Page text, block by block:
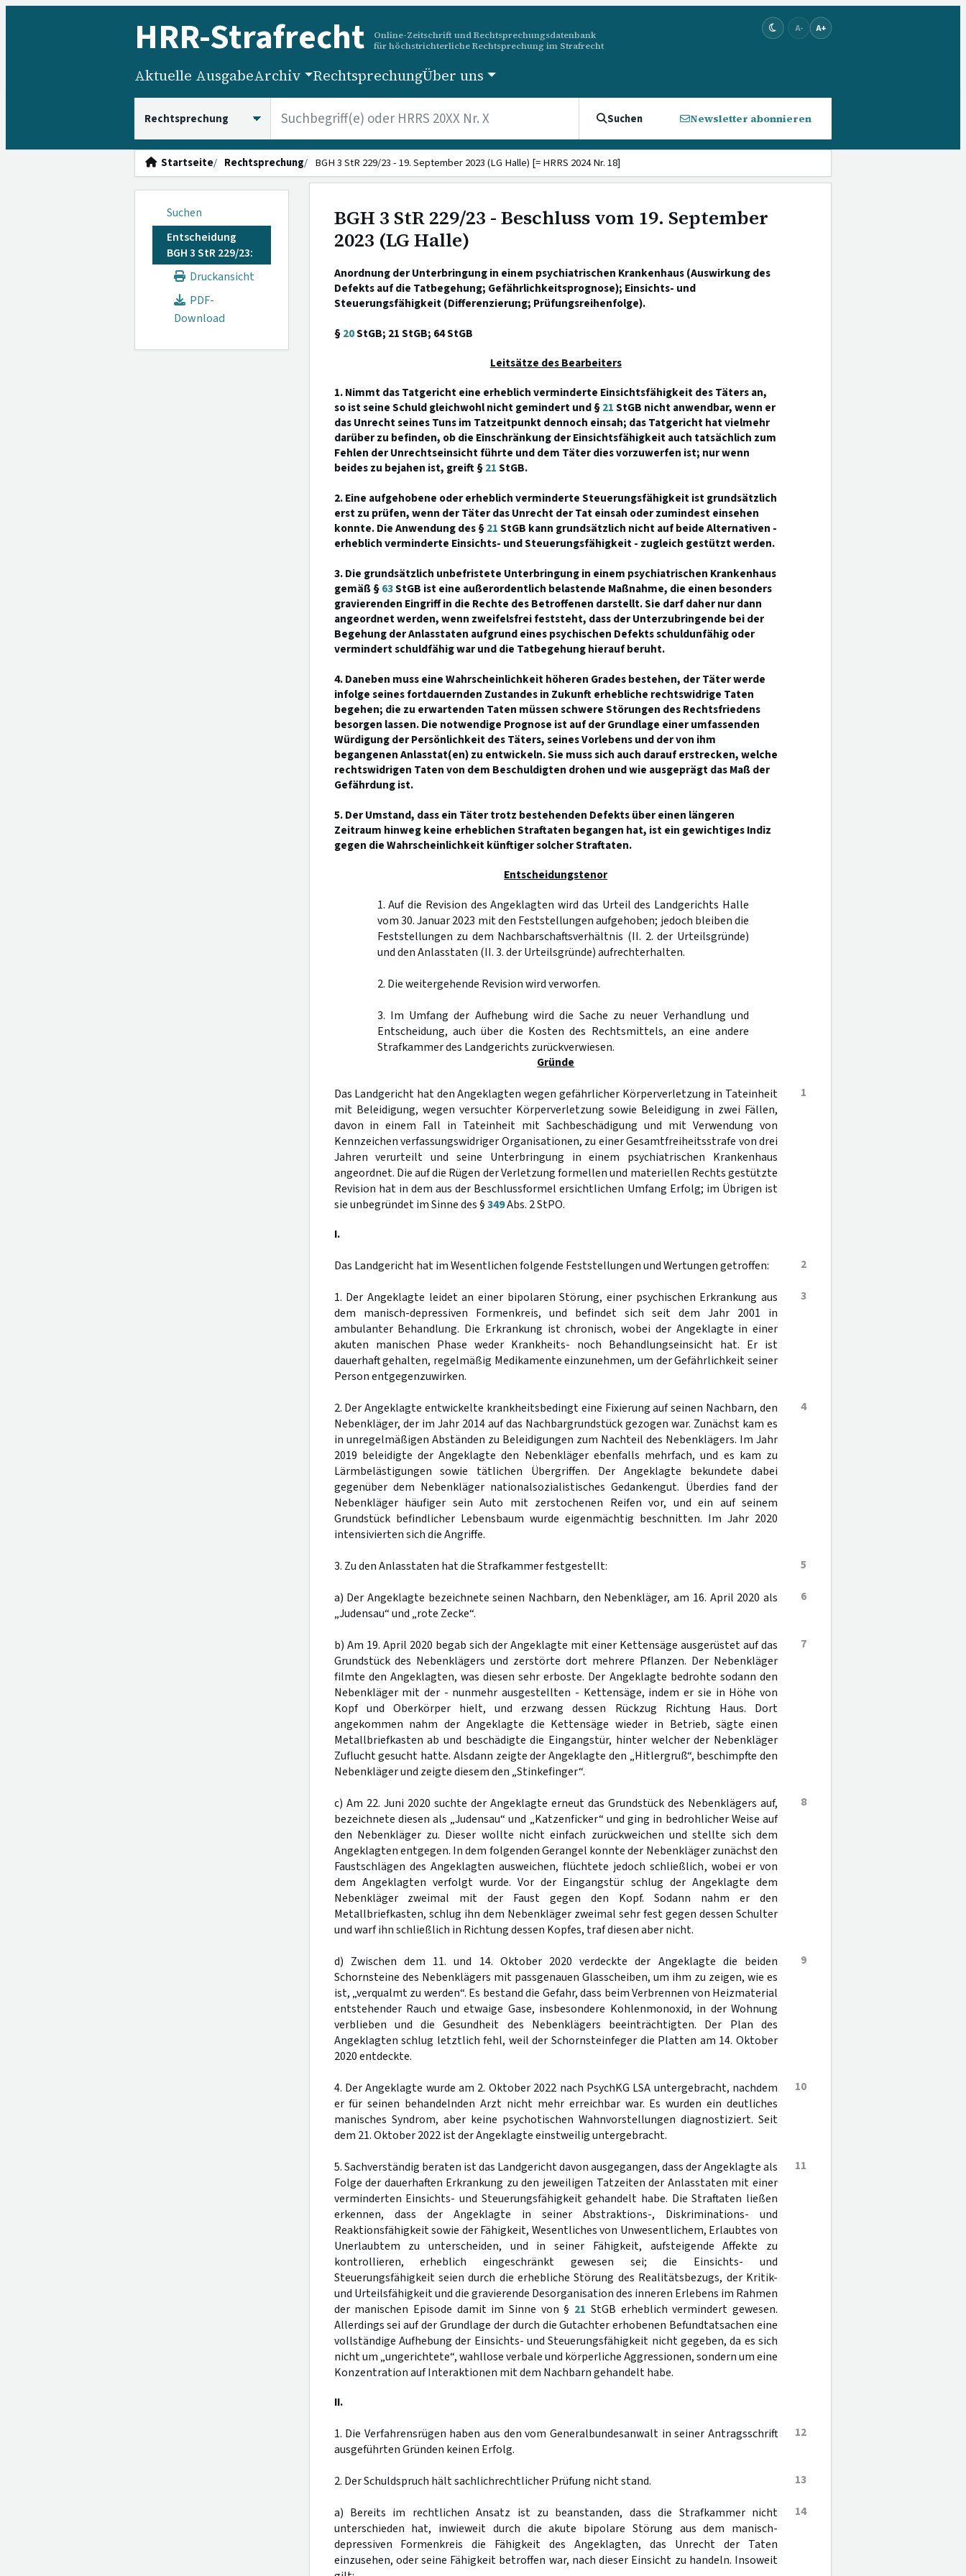
HRR-Strafrecht
Online-Zeitschrift und Rechtsprechungsdatenbank
für höchstrichterliche Rechtsprechung im Strafrecht
A- A+
Aktuelle AusgabeArchiv RechtsprechungÜber uns
Suchen Newsletter abonnieren
Startseite Rechtsprechung BGH 3 StR 229/23 - 19. September 2023 (LG Halle) [= HRRS 2024 Nr. 18]
Suchen
Entscheidung
BGH 3 StR 229/23:
Druckansicht
PDF-
Download
BGH 3 StR 229/23 - Beschluss vom 19. September
2023 (LG Halle)
Anordnung der Unterbringung in einem psychiatrischen Krankenhaus (Auswirkung des
Defekts auf die Tatbegehung; Gefährlichkeitsprognose); Einsichts- und
Steuerungsfähigkeit (Differenzierung; Prüfungsreihenfolge).
§20StGB; 21 StGB; 64 StGB
Leitsätze des Bearbeiters
1. Nimmt das Tatgericht eine erheblich verminderte Einsichtsfähigkeit des Täters an,
so ist seine Schuld gleichwohl nicht gemindert und §21StGB nicht anwendbar, wenn er
das Unrecht seines Tuns im Tatzeitpunkt dennoch einsah; das Tatgericht hat vielmehr
darüber zu befinden, ob die Einschränkung der Einsichtsfähigkeit auch tatsächlich zum
Fehlen der Unrechtseinsicht führte und dem Täter dies vorzuwerfen ist; nur wenn
beides zu bejahen ist, greift §21StGB.
2. Eine aufgehobene oder erheblich verminderte Steuerungsfähigkeit ist grundsätzlich
erst zu prüfen, wenn der Täter das Unrecht der Tat einsah oder zumindest einsehen
konnte. Die Anwendung des §21StGB kann grundsätzlich nicht auf beide Alternativen -
erheblich verminderte Einsichts- und Steuerungsfähigkeit - zugleich gestützt werden.
3. Die grundsätzlich unbefristete Unterbringung in einem psychiatrischen Krankenhaus
gemäß §63StGB ist eine außerordentlich belastende Maßnahme, die einen besonders
gravierenden Eingriff in die Rechte des Betroffenen darstellt. Sie darf daher nur dann
angeordnet werden, wenn zweifelsfrei feststeht, dass der Unterzubringende bei der
Begehung der Anlasstaten aufgrund eines psychischen Defekts schuldunfähig oder
vermindert schuldfähig war und die Tatbegehung hierauf beruht.
4. Daneben muss eine Wahrscheinlichkeit höheren Grades bestehen, der Täter werde
infolge seines fortdauernden Zustandes in Zukunft erhebliche rechtswidrige Taten
begehen; die zu erwartenden Taten müssen schwere Störungen des Rechtsfriedens
besorgen lassen. Die notwendige Prognose ist auf der Grundlage einer umfassenden
Würdigung der Persönlichkeit des Täters, seines Vorlebens und der von ihm
begangenen Anlasstat(en) zu entwickeln. Sie muss sich auch darauf erstrecken, welche
rechtswidrigen Taten von dem Beschuldigten drohen und wie ausgeprägt das Maß der
Gefährdung ist.
5. Der Umstand, dass ein Täter trotz bestehenden Defekts über einen längeren
Zeitraum hinweg keine erheblichen Straftaten begangen hat, ist ein gewichtiges Indiz
gegen die Wahrscheinlichkeit künftiger solcher Straftaten.
Entscheidungstenor
1. Auf die Revision des Angeklagten wird das Urteil des Landgerichts Halle
vom 30. Januar 2023 mit den Feststellungen aufgehoben; jedoch bleiben die
Feststellungen zu dem Nachbarschaftsverhältnis (II. 2. der Urteilsgründe)
und den Anlasstaten (II. 3. der Urteilsgründe) aufrechterhalten.
2. Die weitergehende Revision wird verworfen.
3. Im Umfang der Aufhebung wird die Sache zu neuer Verhandlung und
Entscheidung, auch über die Kosten des Rechtsmittels, an eine andere
Strafkammer des Landgerichts zurückverwiesen.
Gründe
1
Das Landgericht hat den Angeklagten wegen gefährlicher Körperverletzung in Tateinheit
mit Beleidigung, wegen versuchter Körperverletzung sowie Beleidigung in zwei Fällen,
davon in einem Fall in Tateinheit mit Sachbeschädigung und mit Verwendung von
Kennzeichen verfassungswidriger Organisationen, zu einer Gesamtfreiheitsstrafe von drei
Jahren verurteilt und seine Unterbringung in einem psychiatrischen Krankenhaus
angeordnet. Die auf die Rügen der Verletzung formellen und materiellen Rechts gestützte
Revision hat in dem aus der Beschlussformel ersichtlichen Umfang Erfolg; im Übrigen ist
sie unbegründet im Sinne des §349Abs. 2 StPO.
I.
2
Das Landgericht hat im Wesentlichen folgende Feststellungen und Wertungen getroffen:
3
1. Der Angeklagte leidet an einer bipolaren Störung, einer psychischen Erkrankung aus
dem manisch-depressiven Formenkreis, und befindet sich seit dem Jahr 2001 in
ambulanter Behandlung. Die Erkrankung ist chronisch, wobei der Angeklagte in einer
akuten manischen Phase weder Krankheits- noch Behandlungseinsicht hat. Er ist
dauerhaft gehalten, regelmäßig Medikamente einzunehmen, um der Gefährlichkeit seiner
Person entgegenzuwirken.
4
2. Der Angeklagte entwickelte krankheitsbedingt eine Fixierung auf seinen Nachbarn, den
Nebenkläger, der im Jahr 2014 auf das Nachbargrundstück gezogen war. Zunächst kam es
in unregelmäßigen Abständen zu Beleidigungen zum Nachteil des Nebenklägers. Im Jahr
2019 beleidigte der Angeklagte den Nebenkläger ebenfalls mehrfach, und es kam zu
Lärmbelästigungen sowie tätlichen Übergriffen. Der Angeklagte bekundete dabei
gegenüber dem Nebenkläger nationalsozialistisches Gedankengut. Überdies fand der
Nebenkläger häufiger sein Auto mit zerstochenen Reifen vor, und ein auf seinem
Grundstück befindlicher Lebensbaum wurde eigenmächtig beschnitten. Im Jahr 2020
intensivierten sich die Angriffe.
5
3. Zu den Anlasstaten hat die Strafkammer festgestellt:
6
a) Der Angeklagte bezeichnete seinen Nachbarn, den Nebenkläger, am 16. April 2020 als
„Judensau“ und „rote Zecke“.
7
b) Am 19. April 2020 begab sich der Angeklagte mit einer Kettensäge ausgerüstet auf das
Grundstück des Nebenklägers und zerstörte dort mehrere Pflanzen. Der Nebenkläger
filmte den Angeklagten, was diesen sehr erboste. Der Angeklagte bedrohte sodann den
Nebenkläger mit der - nunmehr ausgestellten - Kettensäge, indem er sie in Höhe von
Kopf und Oberkörper hielt, und erzwang dessen Rückzug Richtung Haus. Dort
angekommen nahm der Angeklagte die Kettensäge wieder in Betrieb, sägte einen
Metallbriefkasten ab und beschädigte die Eingangstür, hinter welcher der Nebenkläger
Zuflucht gesucht hatte. Alsdann zeigte der Angeklagte den „Hitlergruß“, beschimpfte den
Nebenkläger und zeigte diesem den „Stinkefinger“.
8
c) Am 22. Juni 2020 suchte der Angeklagte erneut das Grundstück des Nebenklägers auf,
bezeichnete diesen als „Judensau“ und „Katzenficker“ und ging in bedrohlicher Weise auf
den Nebenkläger zu. Dieser wollte nicht einfach zurückweichen und stellte sich dem
Angeklagten entgegen. In dem folgenden Gerangel konnte der Nebenkläger zunächst den
Faustschlägen des Angeklagten ausweichen, flüchtete jedoch schließlich, wobei er von
dem Angeklagten verfolgt wurde. Vor der Eingangstür schlug der Angeklagte dem
Nebenkläger zweimal mit der Faust gegen den Kopf. Sodann nahm er den
Metallbriefkasten, schlug ihn dem Nebenkläger zweimal sehr fest gegen dessen Schulter
und warf ihn schließlich in Richtung dessen Kopfes, traf diesen aber nicht.
9
d) Zwischen dem 11. und 14. Oktober 2020 verdeckte der Angeklagte die beiden
Schornsteine des Nebenklägers mit passgenauen Glasscheiben, um ihm zu zeigen, wie es
ist, „verqualmt zu werden“. Es bestand die Gefahr, dass beim Verbrennen von Heizmaterial
entstehender Rauch und etwaige Gase, insbesondere Kohlenmonoxid, in der Wohnung
verblieben und die Gesundheit des Nebenklägers beeinträchtigten. Der Plan des
Angeklagten schlug letztlich fehl, weil der Schornsteinfeger die Platten am 14. Oktober
2020 entdeckte.
10
4. Der Angeklagte wurde am 2. Oktober 2022 nach PsychKG LSA untergebracht, nachdem
er für seinen behandelnden Arzt nicht mehr erreichbar war. Es wurden ein deutliches
manisches Syndrom, aber keine psychotischen Wahnvorstellungen diagnostiziert. Seit
dem 21. Oktober 2022 ist der Angeklagte einstweilig untergebracht.
11
5. Sachverständig beraten ist das Landgericht davon ausgegangen, dass der Angeklagte als
Folge der dauerhaften Erkrankung zu den jeweiligen Tatzeiten der Anlasstaten mit einer
verminderten Einsichts- und Steuerungsfähigkeit gehandelt habe. Die Straftaten ließen
erkennen, dass der Angeklagte in seiner Abstraktions-, Diskriminations- und
Reaktionsfähigkeit sowie der Fähigkeit, Wesentliches von Unwesentlichem, Erlaubtes von
Unerlaubtem zu unterscheiden, und in seiner Fähigkeit, aufsteigende Affekte zu
kontrollieren, erheblich eingeschränkt gewesen sei; die Einsichts- und
Steuerungsfähigkeit seien durch die erhebliche Störung des Realitätsbezugs, der Kritik-
und Urteilsfähigkeit und die gravierende Desorganisation des inneren Erlebens im Rahmen
der manischen Episode damit im Sinne von § 21 StGB erheblich vermindert gewesen.
Allerdings sei auf der Grundlage der durch die Gutachter erhobenen Befundtatsachen eine
vollständige Aufhebung der Einsichts- und Steuerungsfähigkeit nicht gegeben, da es sich
nicht um „ungerichtete“, wahllose verbale und körperliche Aggressionen, sondern um eine
Konzentration auf Interaktionen mit dem Nachbarn gehandelt habe.
II.
12
1. Die Verfahrensrügen haben aus den vom Generalbundesanwalt in seiner Antragsschrift
ausgeführten Gründen keinen Erfolg.
13
2. Der Schuldspruch hält sachlichrechtlicher Prüfung nicht stand.
14
a) Bereits im rechtlichen Ansatz ist zu beanstanden, dass die Strafkammer nicht
unterschieden hat, inwieweit durch die akute bipolare Störung aus dem manisch-
depressiven Formenkreis die Fähigkeit des Angeklagten, das Unrecht der Taten
einzusehen, oder seine Fähigkeit betroffen war, nach dieser Einsicht zu handeln. Insoweit